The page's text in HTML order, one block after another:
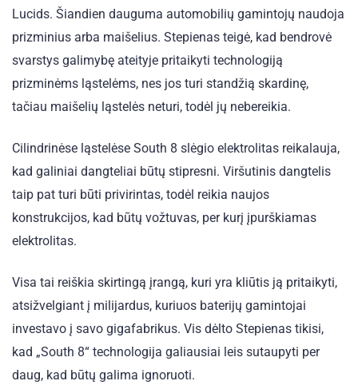
Lucids. Šiandien dauguma automobilių gamintojų naudoja
prizminius arba maišelius. Stepienas teigė, kad bendrovė
svarstys galimybę ateityje pritaikyti technologiją
prizminėms ląstelėms, nes jos turi standžią skardinę,
tačiau maišelių ląstelės neturi, todėl jų nebereikia.
Cilindrinėse ląstelėse South 8 slėgio elektrolitas reikalauja,
kad galiniai dangteliai būtų stipresni. Viršutinis dangtelis
taip pat turi būti privirintas, todėl reikia naujos
konstrukcijos, kad būtų vožtuvas, per kurį įpurškiamas
elektrolitas.
Visa tai reiškia skirtingą įrangą, kuri yra kliūtis ją pritaikyti,
atsižvelgiant į milijardus, kuriuos baterijų gamintojai
investavo į savo gigafabrikus. Vis dėlto Stepienas tikisi,
kad „South 8“ technologija galiausiai leis sutaupyti per
daug, kad būtų galima ignoruoti.